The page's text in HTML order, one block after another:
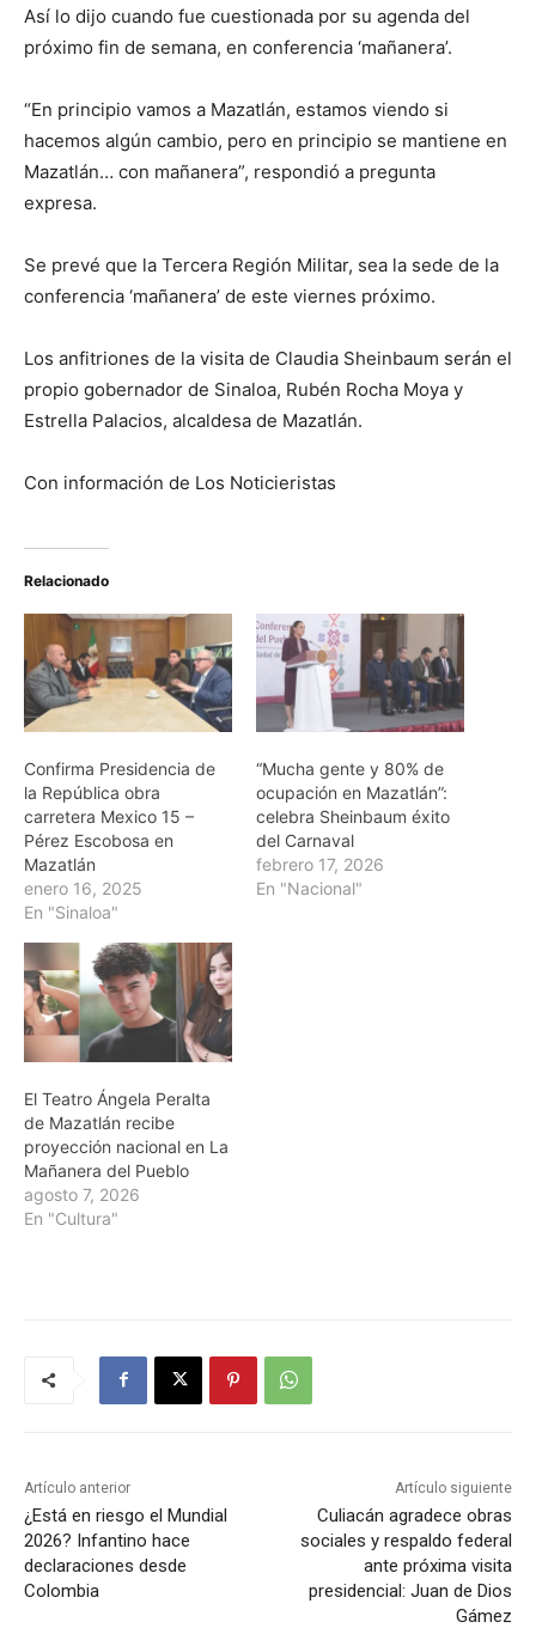
Así lo dijo cuando fue cuestionada por su agenda del
próximo fin de semana, en conferencia ‘mañanera’.
“En principio vamos a Mazatlán, estamos viendo si
hacemos algún cambio, pero en principio se mantiene en
Mazatlán… con mañanera”, respondió a pregunta
expresa.
Se prevé que la Tercera Región Militar, sea la sede de la
conferencia ‘mañanera’ de este viernes próximo.
Los anfitriones de la visita de Claudia Sheinbaum serán el
propio gobernador de Sinaloa, Rubén Rocha Moya y
Estrella Palacios, alcaldesa de Mazatlán.
Con información de Los Noticieristas
Relacionado
Confirma Presidencia de
la República obra
carretera Mexico 15 –
Pérez Escobosa en
Mazatlán
enero 16, 2025
En "Sinaloa"
“Mucha gente y 80% de
ocupación en Mazatlán”:
celebra Sheinbaum éxito
del Carnaval
febrero 17, 2026
En "Nacional"
El Teatro Ángela Peralta
de Mazatlán recibe
proyección nacional en La
Mañanera del Pueblo
agosto 7, 2026
En "Cultura"
Artículo anterior
¿Está en riesgo el Mundial
2026? Infantino hace
declaraciones desde
Colombia
Artículo siguiente
Culiacán agradece obras
sociales y respaldo federal
ante próxima visita
presidencial: Juan de Dios
Gámez